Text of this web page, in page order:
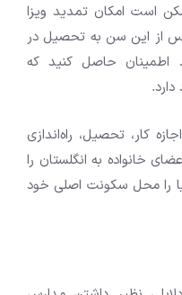
است امکان تمدید ویزا
از این سن به تحصیل در
اطمینان حاصل کنید که
کار، تحصیل، راه‌اندازی
خانواده به انگلستان را
را محل سکونت اصلی خود